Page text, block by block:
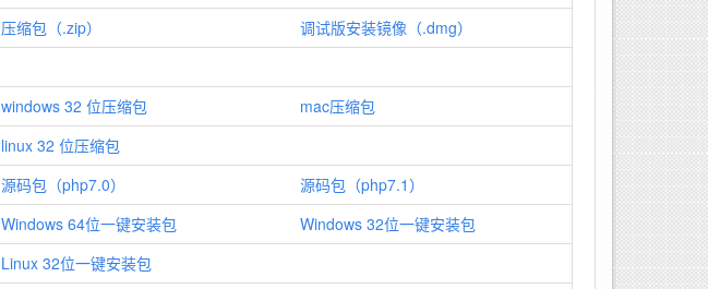
压缩包（.zip）
调试版安装镜像（.dmg）
windows 32 位压缩包
mac压缩包
linux 32 位压缩包
源码包（php7.0）
源码包（php7.1）
Windows 64位一键安装包
Windows 32位一键安装包
Linux 32位一键安装包